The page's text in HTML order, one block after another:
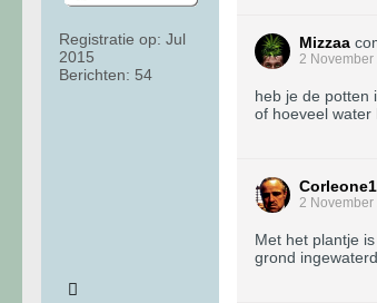
Registratie op: Jul
2015
Berichten: 54
Mizzaa
2
heb je de potten
of hoeveel
2
Met het plantje
grond